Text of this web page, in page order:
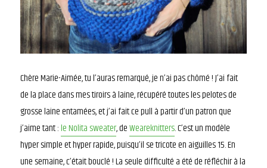
Chère Marie-Aimée, tu l’auras remarqué, je n’ai pas chômé ! J’ai fait
de la place dans mes tiroirs à laine, récupéré toutes les pelotes de
grosse laine entamées, et j’ai fait ce pull à partir d’un patron que
j’aime tant :le Nolita sweater, deWeareknitters. C’est un modèle
hyper simple et hyper rapide, puisqu’il se tricote en aiguilles 15. En
une semaine, c’était bouclé ! La seule difficulté a été de réfléchir à la